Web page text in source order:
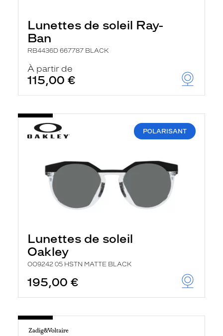
Lunettes de soleil Ray-
Ban
RB4436D 667787 BLACK
À partir de
115,00 €
POLARISANT
Lunettes de soleil
Oakley
OO9242 05 HSTN MATTE BLACK
195,00 €